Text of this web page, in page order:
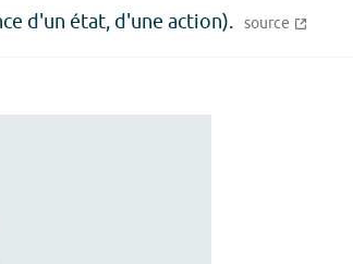
d'un état, d'une action). source